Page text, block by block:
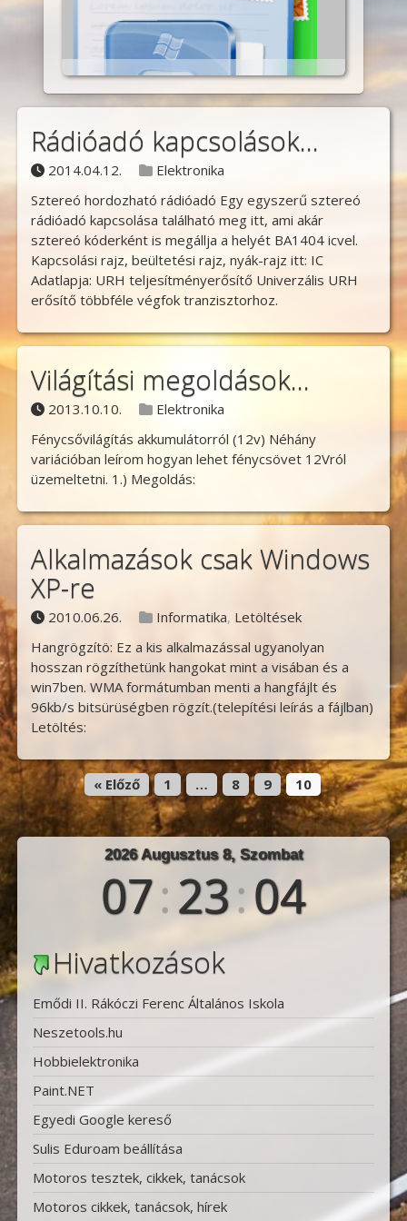
Windows Mail
Rádióadó kapcsolások…
Posted on
2014.04.12. Posted in
Elektronika
Sztereó hordozható rádióadó Egy egyszerű sztereó
rádióadó kapcsolása található meg itt, ami akár
sztereó kóderként is megállja a helyét BA1404 icvel.
Kapcsolási rajz, beültetési rajz, nyák-rajz itt: IC
Adatlapja: URH teljesítményerősítő Univerzális URH
erősítő többféle végfok tranzisztorhoz.
Világítási megoldások…
Posted on
2013.10.10. Posted in
Elektronika
Fénycsővilágítás akkumulátorról (12v) Néhány
variációban leírom hogyan lehet fénycsövet 12Vról
üzemeltetni. 1.) Megoldás:
Alkalmazások csak Windows
XP-re
Posted on
2010.06.26. Posted in
Informatika, Letöltések
Hangrögzítö: Ez a kis alkalmazással ugyanolyan
hosszan rögzíthetünk hangokat mint a visában és a
win7ben. WMA formátumban menti a hangfájlt és
96kb/s bitsürüségben rögzít.(telepítési leírás a fájlban)
Letöltés:
« Előző 1 … 8 9 10
2026 Augusztus 8, Szombat
07:23:06
Hivatkozások
Emődi II. Rákóczi Ferenc Általános Iskola
Neszetools.hu
Hobbielektronika
Paint.NET
Egyedi Google kereső
Sulis Eduroam beállítása
Motoros tesztek, cikkek, tanácsok
Motoros cikkek, tanácsok, hírek